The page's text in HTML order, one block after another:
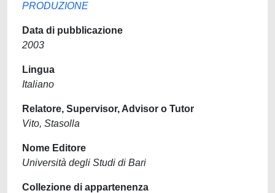
PRODUZIONE
Data di pubblicazione
2003
Lingua
Italiano
Relatore, Supervisor, Advisor o Tutor
Vito, Stasolla
Nome Editore
Università degli Studi di Bari
Collezione di appartenenza